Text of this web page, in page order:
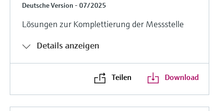
Deutsche Version - 07/2025
Lösungen zur Komplettierung der Messstelle
Details anzeigen
Teilen Download